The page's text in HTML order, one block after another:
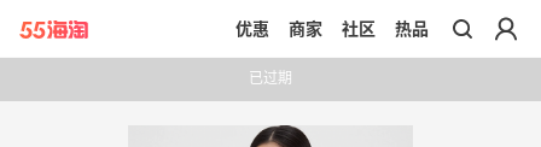
带你去官网买正品
优惠 商家 社区 热品
已过期